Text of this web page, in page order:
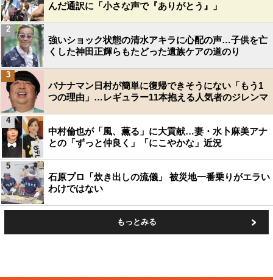
んだ通訳に「小さな声で『ありがとう』」
強いショック状態の清水アキラに心配の声…子供を亡
くした神田正輝らもたどった遺族ケアの道のり
2
バナナマン日村が簡単に復帰できそうにない「もう1
つの理由」…レギュラー11本抱える人気者のジレンマ
3
中村倫也が「風、薫る」に大貢献…妻・水卜麻美アナ
との「ずっと仲良く」「にこやかな」近況
4
石原プロ「炊き出しの流儀」 被災地一番乗りがエラい
わけではない
5
もっとみる